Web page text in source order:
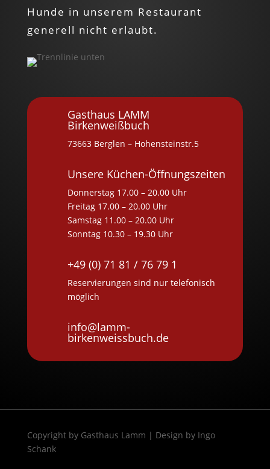
Hunde in unserem Restaurant
generell nicht erlaubt.
Gasthaus LAMM
Birkenweißbuch
73663 Berglen – Hohensteinstr.5
Unsere Küchen-Öffnungszeiten
Donnerstag 17.00 – 20.00 Uhr
Freitag 17.00 – 20.00 Uhr
Samstag 11.00 – 20.00 Uhr
Sonntag 10.30 – 19.30 Uhr
+49 (0) 71 81 / 76 79 1
Reservierungen sind nur telefonisch
möglich
info@lamm-
birkenweissbuch.de
Copyright by Gasthaus Lamm | Design by Ingo
Schank